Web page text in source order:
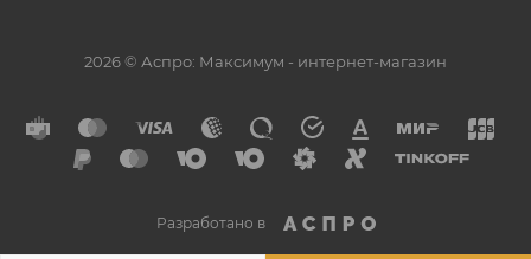
2026 © Аспро: Максимум - интернет-магазин
Разработано в